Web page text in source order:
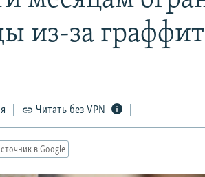
из-за
Читать без VPN
в Google